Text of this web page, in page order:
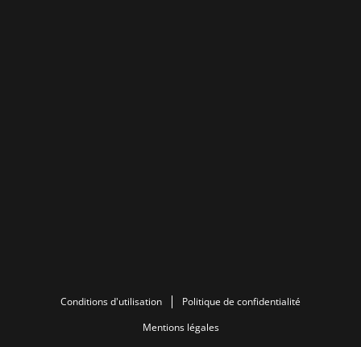
Conditions d'utilisation
Politique de confidentialité
Mentions légales